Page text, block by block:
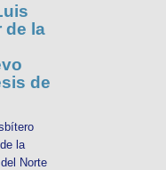
de la
de
la
Norte